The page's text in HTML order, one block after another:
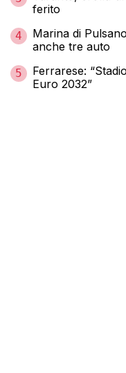
ferito
4
Marina di
anche tre auto
5
Ferrarese:
Euro 2032”